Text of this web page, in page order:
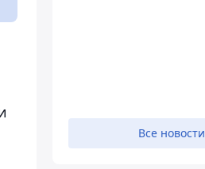
Все новости